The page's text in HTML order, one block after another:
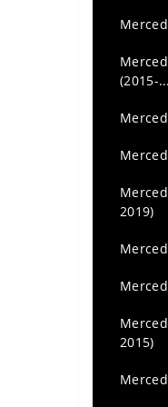
BMW
BMW
(2020-
BMW
(2021-...)
BMW
BMW
BMW
2010)
BMW
(2015-
2019)
2015)